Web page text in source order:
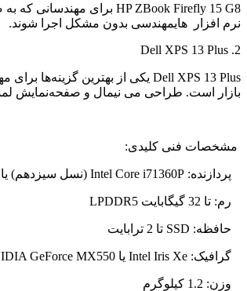
HP ZBook Firefly 15 G8 برای مهندسانی که
نرم افزار هایمهندسی بدون مشکل اجرا شوند.
2.
Dell XPS 13 Plus
Dell XPS 13 Plus
بازار است. طراحی می نیمال و صفحه‌نمایش
مشخصات فنی کلیدی:
پردازنده: Intel Core i71360P (نسل سیزدهم) یا
رم: تا 32 گیگابایت LPDDR5
حافظه: SSD تا 2 ترابایت
گرافیک: Intel Iris Xe یا GeForce MX550
وزن: 1.2 کیلوگرم